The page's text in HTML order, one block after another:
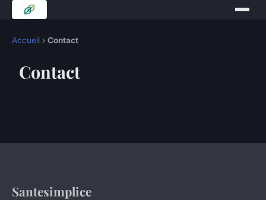
Accueil › Contact
Contact
Santesimplice